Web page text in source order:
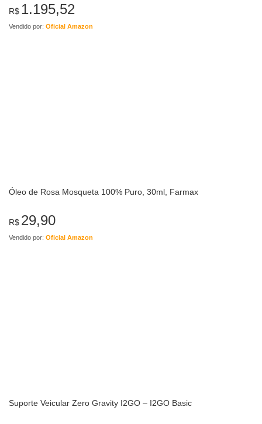
R$ 1.195,52
Vendido por: Oficial Amazon
Óleo de Rosa Mosqueta 100% Puro, 30ml, Farmax
R$ 29,90
Vendido por: Oficial Amazon
Suporte Veicular Zero Gravity I2GO – I2GO Basic